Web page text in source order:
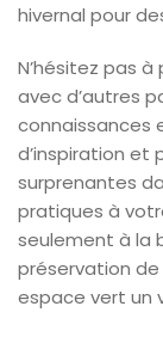
hivernal pour
N’hésitez pas
avec d’autres
connaissances
d’inspiration et
surprenantes
pratiques à
seulement à la
préservation
espace vert un